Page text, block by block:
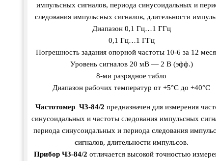
импульсных сигналов, периода синусоидальных и
следования импульсных сигналов, длительности
Диапазон 0,1 Гц…1 ГГц
0,1 Гц…1 ГГц
Погрешность задания опорной частоты 10-6 за 12
Уровень сигналов 20 мВ — 2 В (эфф.)
8-ми разрядное табло
Диапазон рабочих температур от +5°С до +40°С
Частотомер Ч3-84/2 предназначен для измерения
синусоидальных и частоты следования импульсных
периода синусоидальных и периода следования
сигналов, длительности импульсов.
Прибор Ч3-84/2 отличается высокой точностью